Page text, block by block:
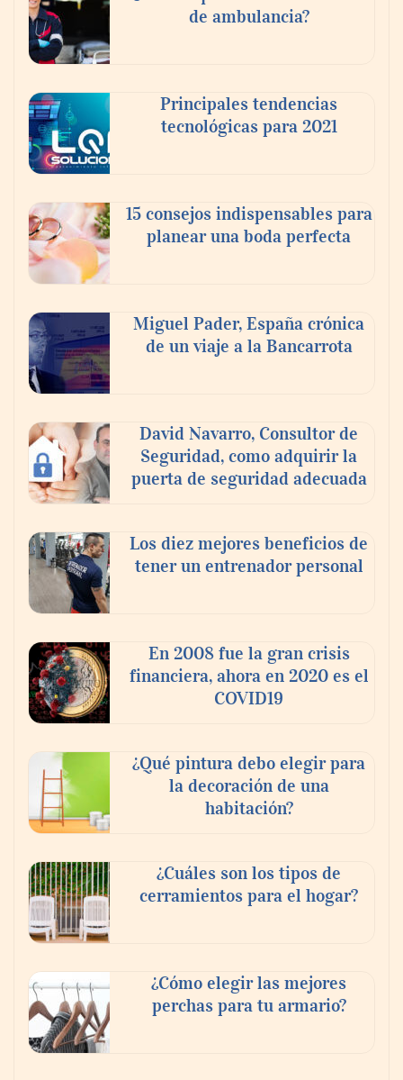
core sin perder décadas de conocimiento
de negocio: Minsait
mejoran su motivación, fluidez y logro de
objetivos, según un estudio
COSITAL valora positivamente el nuevo
modelo de colaboración para reforzar la
capacidad técnica de los ayuntamientos
de ambulancia?
Principales tendencias
tecnológicas para 2021
15 consejos indispensables para
planear una boda perfecta
Miguel Pader, España crónica
de un viaje a la Bancarrota
David Navarro, Consultor de
Seguridad, como adquirir la
puerta de seguridad adecuada
Los diez mejores beneficios de
tener un entrenador personal
En 2008 fue la gran crisis
financiera, ahora en 2020 es el
COVID19
¿Qué pintura debo elegir para
la decoración de una
habitación?
¿Cuáles son los tipos de
cerramientos para el hogar?
¿Cómo elegir las mejores
perchas para tu armario?